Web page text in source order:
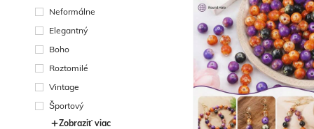
Neformálne
Elegantný
Boho
Roztomilé
Vintage
Športový
Zobraziť viac